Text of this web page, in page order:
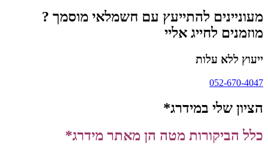
מעוניינים להתייעץ עם חשמלאי מוסמך ?
מוזמנים לחייג אליי
ייעוץ ללא עלות
052-670-4047
הציון שלי במידרג*
כלל הביקורות מטה הן מאתר מידרג*